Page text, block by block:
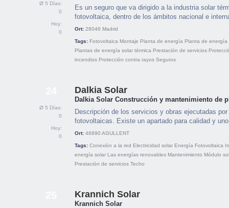
Ø 5 Días:
0
Hoy:
0
Es un seguro que va dirigido a la industria solar
fotovoltaica, dentro de los ámbitos nacional e
Ort: 28046 Madrid
Tags: Fotovoltaica Montaje Planta de energía Planta de energía
Plantas de energía solar térmica Prestación de servicios
incendios Protección contra rayos Seguros
Ø 5 Días:
0
Hoy:
0
Dalkia Solar
Dalkia Solar Construcción y mantenimiento de
Descripción de los servicios y obras ejecutadas
fotovoltaicas. Existe un apartado para calidad y
Ort: 46890 AGULLENT
Tags: Conexión a la red Electricidad solar Energía Fotovoltaica
energía solar Las energías renovables Mantenimiento Módulo
Prestación de servicios Techo
Krannich Solar
Krannich Solar